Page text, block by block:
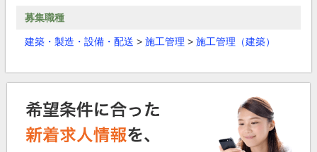
募集職種
建築・製造・設備・配送 > 施工管理 > 施工管理（建築）